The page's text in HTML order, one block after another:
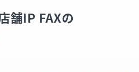
舗IP FAXの